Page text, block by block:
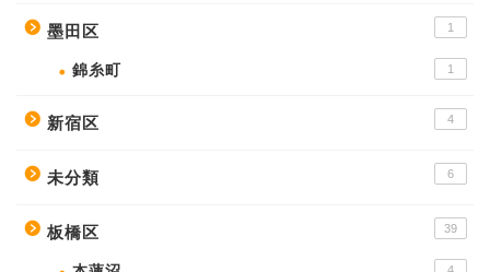
墨田区 1
錦糸町 1
新宿区 4
未分類 6
板橋区 39